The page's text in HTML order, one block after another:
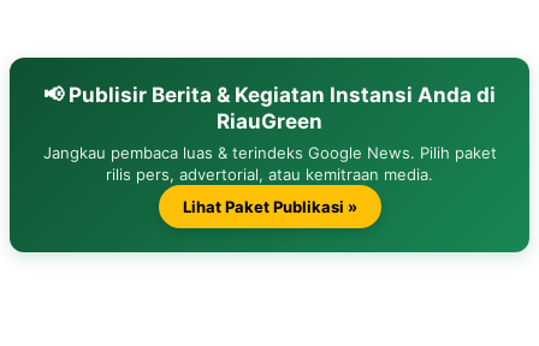
📢 Publisir Berita & Kegiatan Instansi Anda di
RiauGreen
Jangkau pembaca luas & terindeks Google News. Pilih paket
rilis pers, advertorial, atau kemitraan media.
Lihat Paket Publikasi »